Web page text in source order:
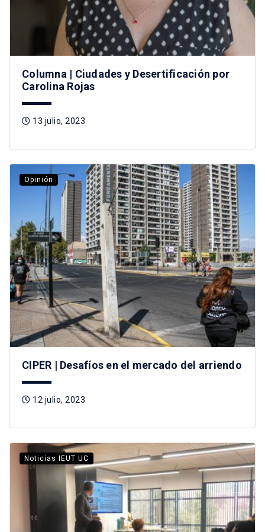
Columna | Ciudades y Desertificación por
Carolina Rojas
13 julio, 2023
Opinión
CIPER | Desafíos en el mercado del arriendo
12 julio, 2023
Noticias IEUT UC